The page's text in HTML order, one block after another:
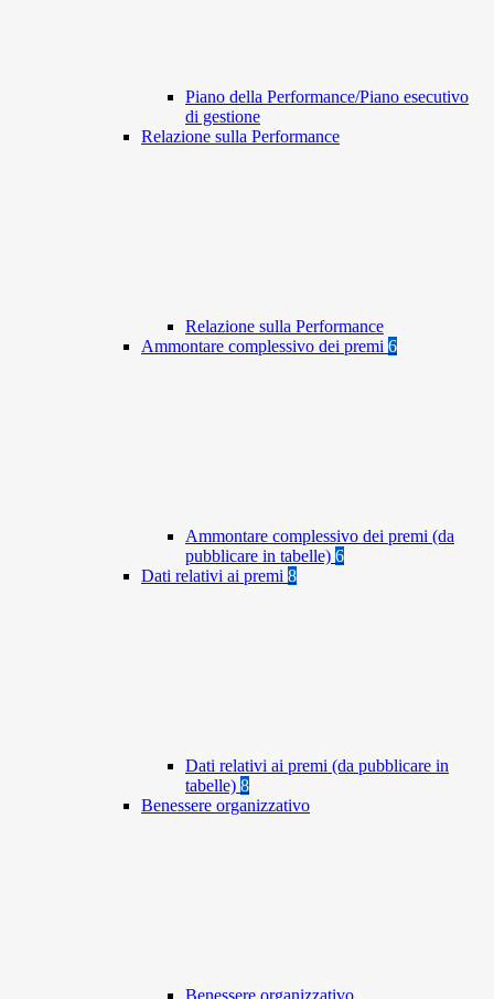
Piano della Performance/Piano esecutivo
di gestione
Relazione sulla Performance
Relazione sulla Performance
Ammontare complessivo dei premi 6
Ammontare complessivo dei premi (da
pubblicare in tabelle) 6
Dati relativi ai premi 8
Dati relativi ai premi (da pubblicare in
tabelle) 8
Benessere organizzativo